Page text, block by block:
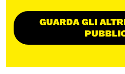
GUARDA GLI